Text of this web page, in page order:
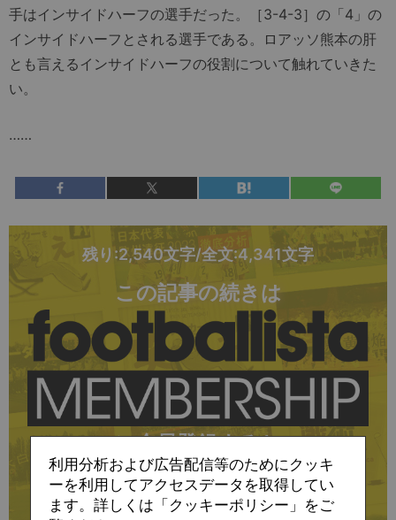
手はインサイドハーフの選手だった。［3-4-3］の「4」の
インサイドハーフとされる選手である。ロアッソ熊本の肝
とも言えるインサイドハーフの役割について触れていきた
い。
……
残り:2,540文字/全文:4,341文字
この記事の続きは
に会員登録すると
お読みいただけます
利用分析および広告配信等のためにクッキ
ーを利用してアクセスデータを取得してい
ます。詳しくは「クッキーポリシー」をご